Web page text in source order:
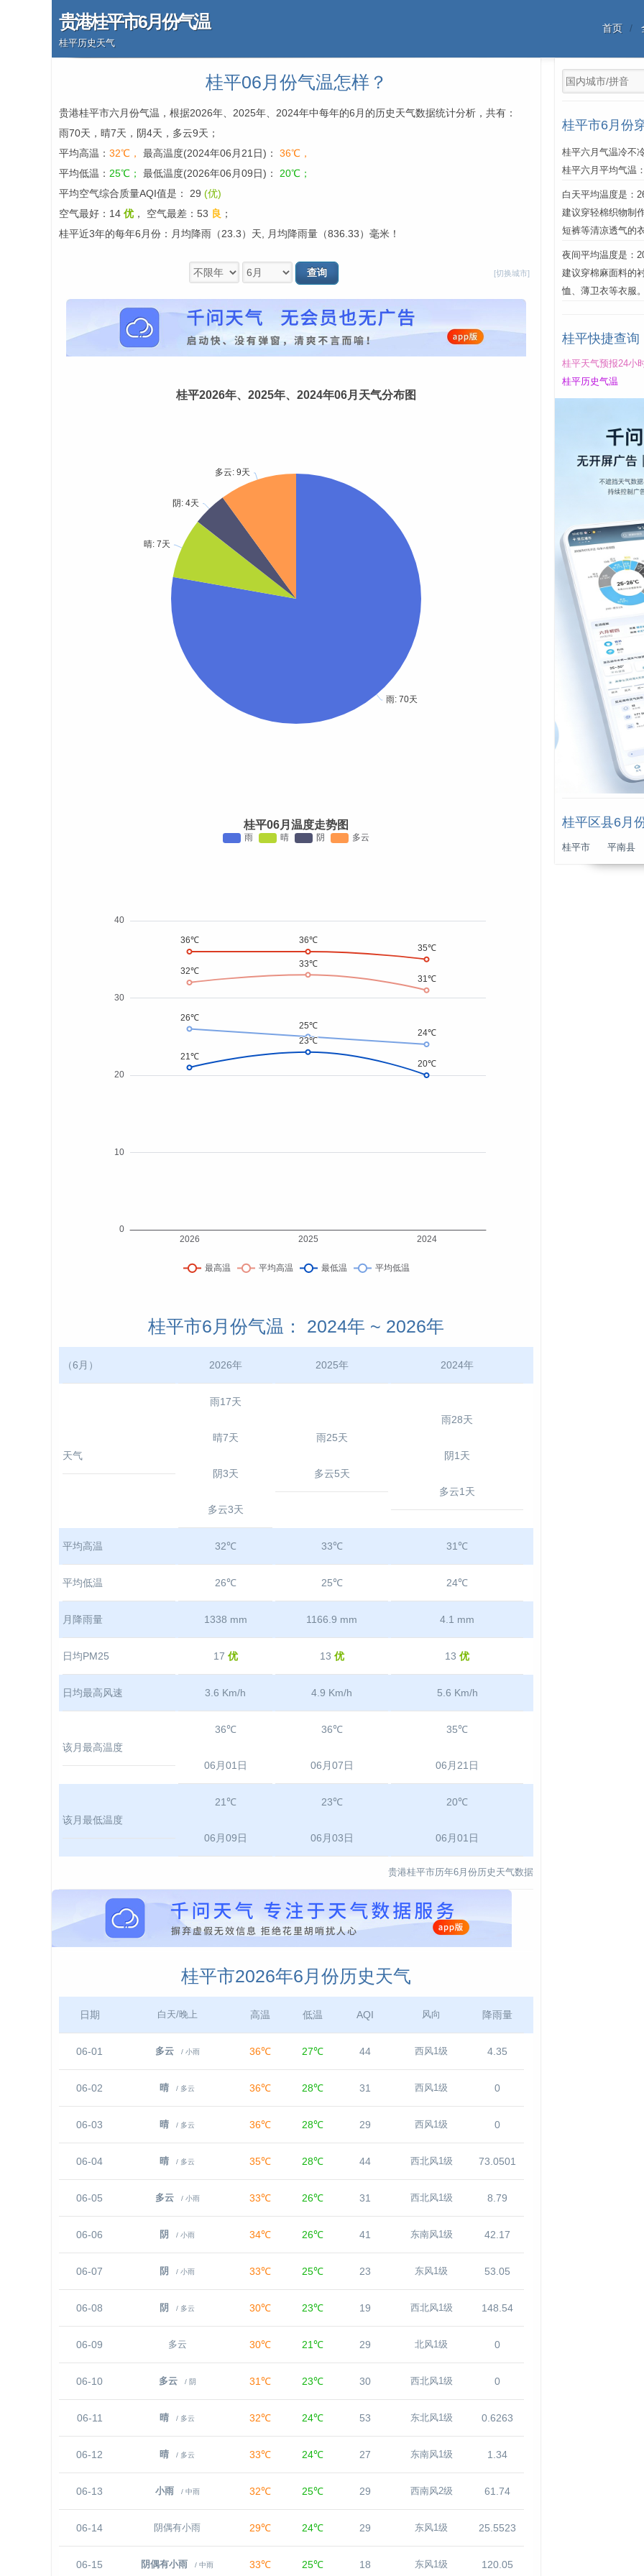
贵港桂平市6月份气温
桂平历史天气
首页
桂平06月份气温怎样？
贵港桂平市六月份气温，根据2026年、2025年、2024年中每年的6月的历史天气数据统计分析，共有：
雨70天，晴7天，阴4天，多云9天；
平均高温： 32℃， 最高温度(2024年06月21日)： 36℃，
平均低温： 25℃； 最低温度(2026年06月09日)： 20℃；
平均空气综合质量AQI值是： 29 (优)
空气最好：14 优， 空气最差：53 良 ；
桂平近3年的每年6月份：月均降雨（23.3）天, 月均降雨量（836.33）毫米！
[切换城市]
桂平2026年、2025年、2024年06月天气分布图
桂平06月温度走势图
桂平市6月份气温： 2024年 ~ 2026年
（6月） 2026年 2025年 2024年
天气
雨17天
晴7天
阴3天
多云3天
雨25天
多云5天
雨28天
阴1天
多云1天
平均高温 32℃ 33℃ 31℃
平均低温 26℃ 25℃ 24℃
月降雨量 1338 mm 1166.9 mm 4.1 mm
日均PM25 17 优 13 优 13优
日均最高风速 3.6 Km/h 4.9 Km/h 5.6 Km/h
该月最高温度
36℃
06月01日
36℃
06月07日
35℃
06月21日
该月最低温度
21℃
06月09日
23℃
06月03日
20℃
06月01日
贵港桂平市历年6月份历史天气数据
桂平市2026年6月份历史天气
日期 白天/晚上 高温 低温 AQI 风向 降雨量
06-01 多云 / 小雨 36℃ 27℃ 44 西风1级 4.35
06-02 晴 / 多云 36℃ 28℃ 31 西风1级 0
06-03 晴 / 多云 36℃ 28℃ 29 西风1级 0
06-04 晴 / 多云 35℃ 28℃ 44 西北风1级 73.0501
06-05 多云 / 小雨 33℃ 26℃ 31 西北风1级 8.79
06-06 阴 / 小雨 34℃ 26℃ 41 东南风1级 42.17
06-07 阴 / 小雨 33℃ 25℃ 23 东风1级 53.05
06-08 阴 / 多云 30℃ 23℃ 19 西北风1级 148.54
06-09 多云 30℃ 21℃ 29 北风1级 0
06-10 多云 / 阴 31℃ 23℃ 30 西北风1级 0
06-11 晴 / 多云 32℃ 24℃ 53 东北风1级 0.6263
06-12 晴 / 多云 33℃ 24℃ 27 东南风1级 1.34
06-13 小雨 / 中雨 32℃ 25℃ 29 西南风2级 61.74
06-14 阴偶有小雨 29℃ 24℃ 29 东风1级 25.5523
06-15 阴偶有小雨 / 中雨 33℃ 25℃ 18 东风1级 120.05
桂平市6月份
桂平六月气温冷不
桂平六月平均气温
白天平均温度是：
建议穿轻棉织物制
短裤等清凉透气的
夜间平均温度是：
建议穿棉麻面料的
恤、薄卫衣等衣服
桂平快捷查询
桂平天气预报24小
桂平历史气温
桂平区县6月
桂平市 平南县